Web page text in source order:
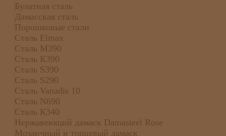
Булатная сталь
Дамасская сталь
Порошковые стали
Сталь Elmax
Сталь М390
Сталь К390
Сталь S390
Сталь S290
Сталь Vanadis 10
Сталь N690
Сталь К340
Нержавеющий дамаск Damasteel Rose
Мозаичный и торцевый дамаск